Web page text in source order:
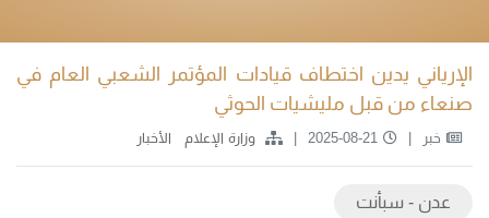
الإرياني يدين اختطاف قيادات المؤتمر الشعبي العام في
صنعاء من قبل مليشيات الحوثي
خبر 2025-08-21 وزارة الإعلام الأخبار
عدن - سبأنت